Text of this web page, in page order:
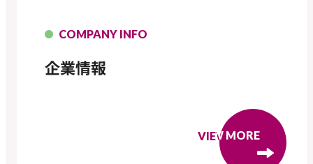
COMPANY INFO
企業情報
VIEW MORE
VIEW MORE